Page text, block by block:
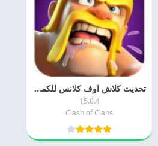
تحديث كلاش اوف كلانس للكمبيوتر 2025 Clash Of Clans For PC مجانا
15.0.4
Clash of Clans